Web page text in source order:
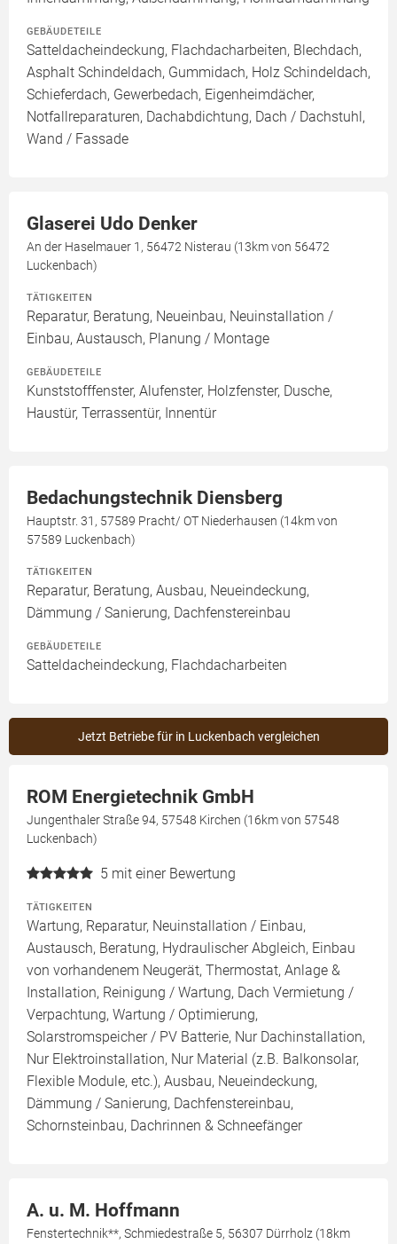
GEBÄUDETEILE
Satteldacheindeckung, Flachdacharbeiten, Blechdach,
Asphalt Schindeldach, Gummidach, Holz Schindeldach,
Schieferdach, Gewerbedach, Eigenheimdächer,
Notfallreparaturen, Dachabdichtung, Dach / Dachstuhl,
Wand / Fassade
Glaserei Udo Denker
An der Haselmauer 1, 56472 Nisterau (13km von 56472
Luckenbach)
TÄTIGKEITEN
Reparatur, Beratung, Neueinbau, Neuinstallation /
Einbau, Austausch, Planung / Montage
GEBÄUDETEILE
Kunststofffenster, Alufenster, Holzfenster, Dusche,
Haustür, Terrassentür, Innentür
Bedachungstechnik Diensberg
Hauptstr. 31, 57589 Pracht/ OT Niederhausen (14km von
57589 Luckenbach)
TÄTIGKEITEN
Reparatur, Beratung, Ausbau, Neueindeckung,
Dämmung / Sanierung, Dachfenstereinbau
GEBÄUDETEILE
Satteldacheindeckung, Flachdacharbeiten
Jetzt Betriebe für in Luckenbach vergleichen
ROM Energietechnik GmbH
Jungenthaler Straße 94, 57548 Kirchen (16km von 57548
Luckenbach)
5 mit einer Bewertung
TÄTIGKEITEN
Wartung, Reparatur, Neuinstallation / Einbau,
Austausch, Beratung, Hydraulischer Abgleich, Einbau
von vorhandenem Neugerät, Thermostat, Anlage &
Installation, Reinigung / Wartung, Dach Vermietung /
Verpachtung, Wartung / Optimierung,
Solarstromspeicher / PV Batterie, Nur Dachinstallation,
Nur Elektroinstallation, Nur Material (z.B. Balkonsolar,
Flexible Module, etc.), Ausbau, Neueindeckung,
Dämmung / Sanierung, Dachfenstereinbau,
Schornsteinbau, Dachrinnen & Schneefänger
A. u. M. Hoffmann
Fenstertechnik**, Schmiedestraße 5, 56307 Dürrholz (18km